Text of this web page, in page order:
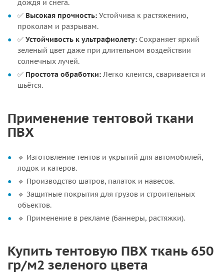
дождя и снега.
✅ Высокая прочность: Устойчива к растяжению,
проколам и разрывам.
✅ Устойчивость к ультрафиолету: Сохраняет яркий
зеленый цвет даже при длительном воздействии
солнечных лучей.
✅ Простота обработки: Легко клеится, сваривается и
шьётся.
Применение тентовой ткани
ПВХ
🔹 Изготовление тентов и укрытий для автомобилей,
лодок и катеров.
🔹 Производство шатров, палаток и навесов.
🔹 Защитные покрытия для грузов и строительных
объектов.
🔹 Применение в рекламе (баннеры, растяжки).
Купить тентовую ПВХ ткань 650
гр/м2 зеленого цвета